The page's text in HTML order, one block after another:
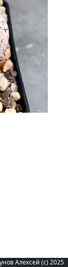
Алексей (с) 2025